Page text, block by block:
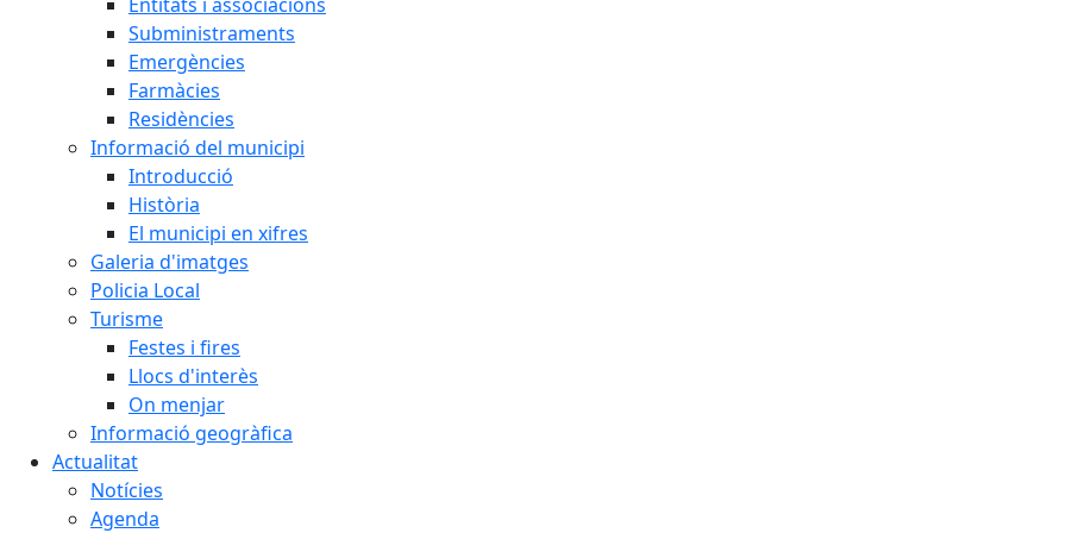
Subministraments
Emergències
Farmàcies
Residències
Informació del municipi
Introducció
Història
El municipi en xifres
Galeria d'imatges
Policia Local
Turisme
Festes i fires
Llocs d'interès
On menjar
Informació geogràfica
Actualitat
Notícies
Agenda